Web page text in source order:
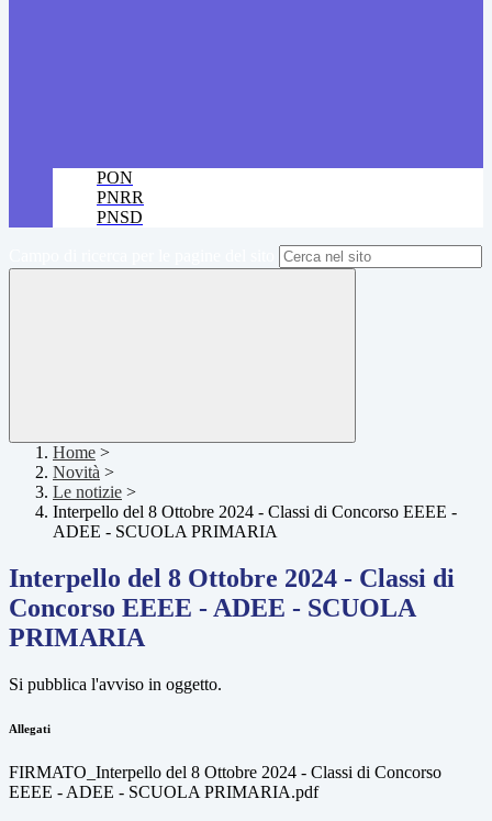
PON
PNRR
PNSD
Home >
Novità >
Le notizie >
Interpello del 8 Ottobre 2024 - Classi di Concorso EEEE -
ADEE - SCUOLA PRIMARIA
Interpello del 8 Ottobre 2024 - Classi di
Concorso EEEE - ADEE - SCUOLA
PRIMARIA
Si pubblica l'avviso in oggetto.
Allegati
FIRMATO_Interpello del 8 Ottobre 2024 - Classi di Concorso
EEEE - ADEE - SCUOLA PRIMARIA.pdf